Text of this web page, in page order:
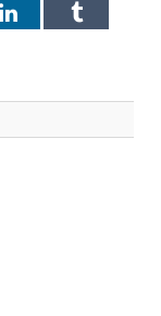
LinkedInTumblr